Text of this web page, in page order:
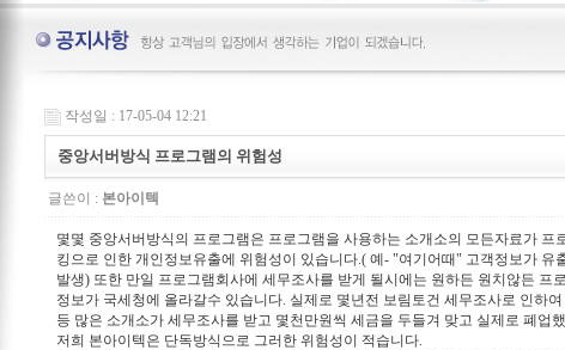
작성일 : 17-05-04 12:21
중앙서버방식 프로그램의 위험성
글쓴이 : 본아이텍
몇몇 중앙서버방식의 프로그램은 프로그램을 사용하는 소개소의 모든자료가 프
킹으로 인한 개인정보유출에 위험성이 있습니다.( 예- "여기어때" 고객정보가 유
발생) 또한 만일 프로그램회사에 세무조사를 받게 될시에는 원하든 원치않든 프
정보가 국세청에 올라갈수 있습니다. 실제로 몇년전 보림토건 세무조사로 인하
등 많은 소개소가 세무조사를 받고 몇천만원씩 세금을 두들겨 맞고 실제로 폐업
저희 본아이텍은 단독방식으로 그러한 위험성이 적습니다.